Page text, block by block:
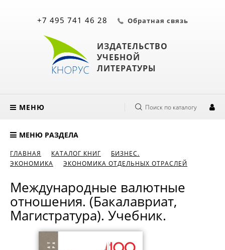
ИЗДАТЕЛЬСТВО
УЧЕБНОЙ
ЛИТЕРАТУРЫ
+7 495 741 46 28 Обратная связь
МЕНЮ Поиск по каталогу
МЕНЮ РАЗДЕЛА
ГЛАВНАЯ КАТАЛОГ КНИГ
БИЗНЕС.
ЭКОНОМИКА
ЭКОНОМИКА ОТДЕЛЬНЫХ ОТРАСЛЕЙ
Международные валютные
отношения. (Бакалавриат,
Магистратура). Учебник.